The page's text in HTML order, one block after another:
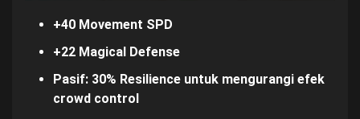
+40 Movement SPD
+22 Magical Defense
Pasif: 30% Resilience untuk mengurangi efek
crowd control